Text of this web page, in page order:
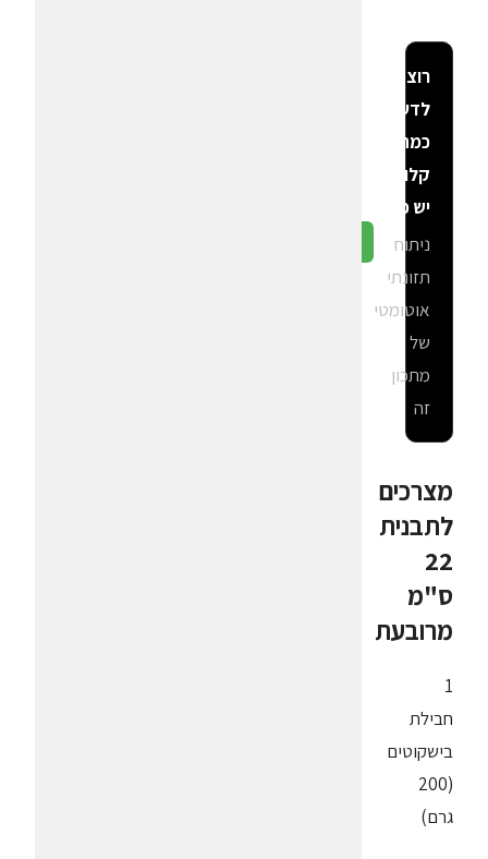
רוצה
לדעת
כמה
קלוריות
יש פה?
ניתוח
תזונתי
אוטומטי
של
מתכון
זה
מצרכים
לתבנית
22
ס"מ
מרובעת
1
חבילת
בישקוטים
(200
גרם)